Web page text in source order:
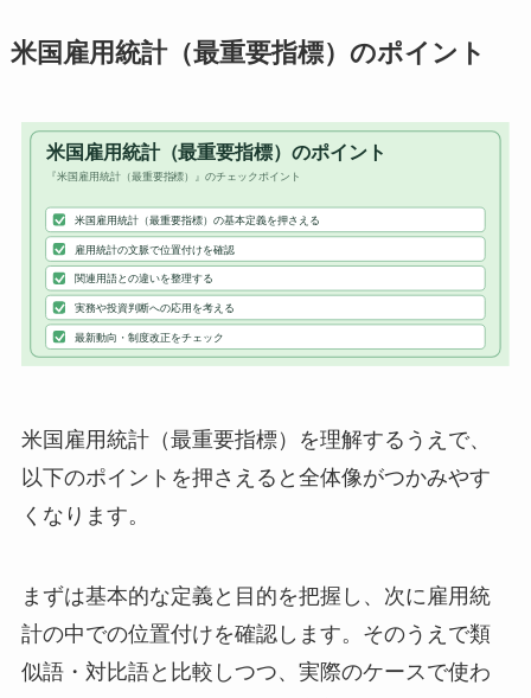
米国雇用統計（最重要指標）のポイント
米国雇用統計（最重要指標）を理解するうえで、
以下のポイントを押さえると全体像がつかみやす
くなります。
まずは基本的な定義と目的を把握し、次に雇用統
計の中での位置付けを確認します。そのうえで類
似語・対比語と比較しつつ、実際のケースで使わ